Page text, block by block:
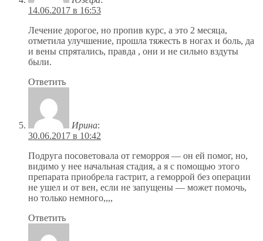
14.06.2017 в 16:53
Лечение дорогое, но пропив курс, а это 2 месяца,
отметила улучшение, прошла тяжесть в ногах и боль, да
и вены спрятались, правда , они и не сильно вздуты
были.
Ответить
Ирина:
30.06.2017 в 10:42
Подруга посоветовала от геморроя — он ей помог, но,
видимо у нее начальная стадия, а я с помощью этого
препарата приобрела гастрит, а геморрой без операции
не ушел и от вен, если не запущены — может помочь,
но только немного,,,,
Ответить